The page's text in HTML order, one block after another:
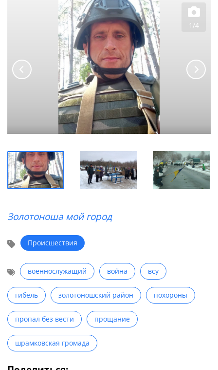
1/4
Золотоноша мой город
Происшествия
военнослужащий война всу
гибель золотоношский район похороны
пропал без вести прощание
шрамковская громада